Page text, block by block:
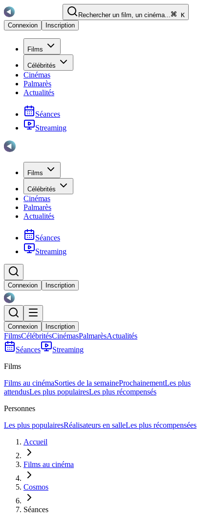
Rechercher un film, un cinéma...
K
Connexion
Inscription
Films
Célébrités
Cinémas
Palmarès
Actualités
Séances
Streaming
Films
Célébrités
Cinémas
Palmarès
Actualités
Séances
Streaming
Connexion Inscription
Connexion Inscription
FilmsCélébritésCinémasPalmarèsActualités
Séances
Streaming
Films
Films au cinémaSorties de la semaineProchainementLes plus
attendusLes plus populairesLes plus récompensés
Personnes
Les plus populairesRéalisateurs en salleLes plus récompensées
Accueil
Films au cinéma
Cosmos
Séances